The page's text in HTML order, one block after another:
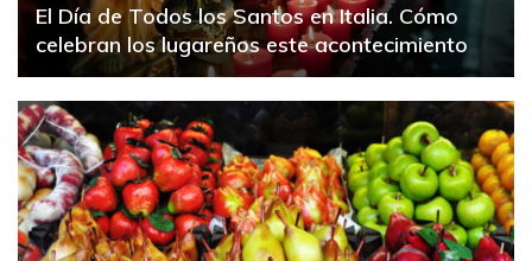
El Día de Todos los Santos en Italia. Cómo
celebran los lugareños este acontecimiento